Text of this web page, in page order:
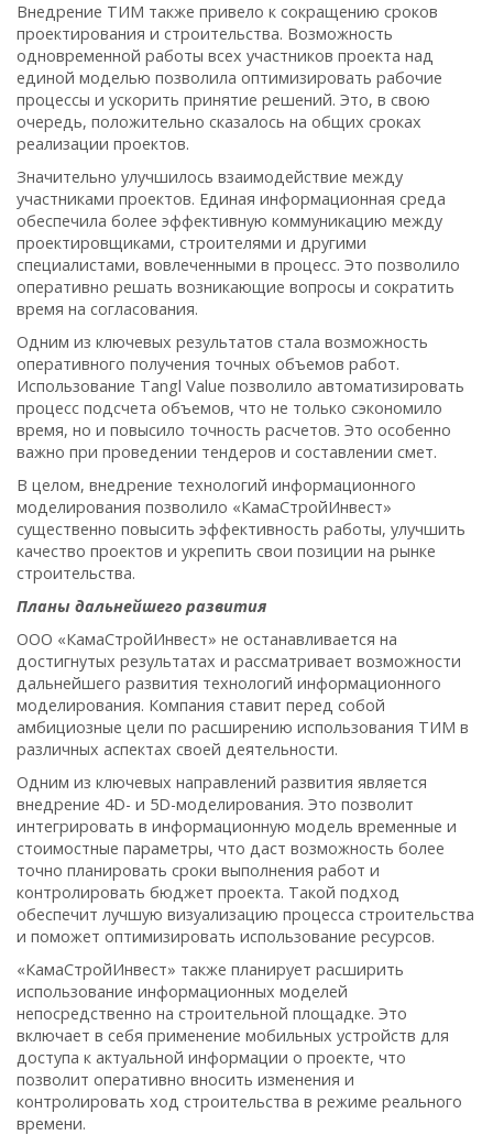
Внедрение ТИМ также привело к сокращению сроков
проектирования и строительства. Возможность
одновременной работы всех участников проекта над
единой моделью позволила оптимизировать рабочие
процессы и ускорить принятие решений. Это, в свою
очередь, положительно сказалось на общих сроках
реализации проектов.
Значительно улучшилось взаимодействие между
участниками проектов. Единая информационная среда
обеспечила более эффективную коммуникацию между
проектировщиками, строителями и другими
специалистами, вовлеченными в процесс. Это позволило
оперативно решать возникающие вопросы и сократить
время на согласования.
Одним из ключевых результатов стала возможность
оперативного получения точных объемов работ.
Использование Tangl Value позволило автоматизировать
процесс подсчета объемов, что не только сэкономило
время, но и повысило точность расчетов. Это особенно
важно при проведении тендеров и составлении смет.
В целом, внедрение технологий информационного
моделирования позволило «КамаСтройИнвест»
существенно повысить эффективность работы, улучшить
качество проектов и укрепить свои позиции на рынке
строительства.
Планы дальнейшего развития
ООО «КамаСтройИнвест» не останавливается на
достигнутых результатах и рассматривает возможности
дальнейшего развития технологий информационного
моделирования. Компания ставит перед собой
амбициозные цели по расширению использования ТИМ в
различных аспектах своей деятельности.
Одним из ключевых направлений развития является
внедрение 4D- и 5D-моделирования. Это позволит
интегрировать в информационную модель временные и
стоимостные параметры, что даст возможность более
точно планировать сроки выполнения работ и
контролировать бюджет проекта. Такой подход
обеспечит лучшую визуализацию процесса строительства
и поможет оптимизировать использование ресурсов.
«КамаСтройИнвест» также планирует расширить
использование информационных моделей
непосредственно на строительной площадке. Это
включает в себя применение мобильных устройств для
доступа к актуальной информации о проекте, что
позволит оперативно вносить изменения и
контролировать ход строительства в режиме реального
времени.